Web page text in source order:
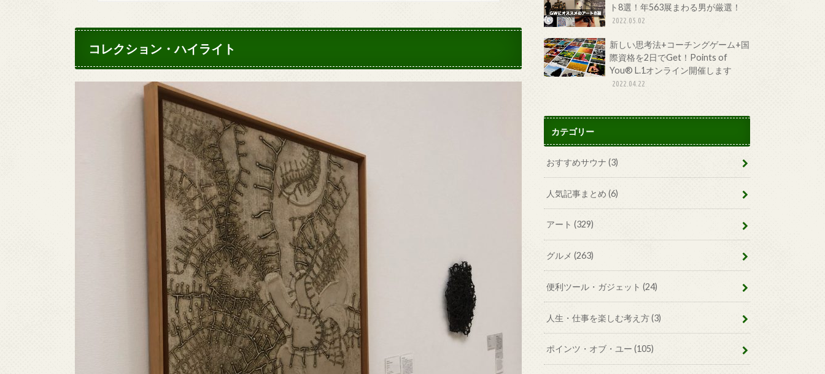
コレクション・ハイライト
ト8選！年563展まわる男が厳選！
2022.05.02
新しい思考法+コーチングゲーム+国
際資格を2日でGet！Points of
You® L.1オンライン開催します
2022.04.22
カテゴリー
おすすめサウナ(3)
人気記事まとめ(6)
アート(329)
グルメ(263)
便利ツール・ガジェット(24)
人生・仕事を楽しむ考え方(3)
ポインツ・オブ・ユー(105)